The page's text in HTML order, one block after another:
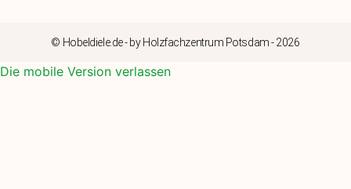
© Hobeldiele.de - by Holzfachzentrum Potsdam - 2026
Die mobile Version verlassen